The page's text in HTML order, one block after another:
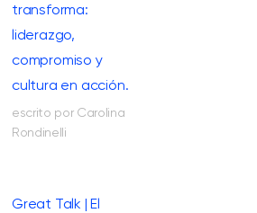
transforma:
liderazgo,
compromiso y
cultura en acción.
escrito por Carolina
Rondinelli
Great Talk | El